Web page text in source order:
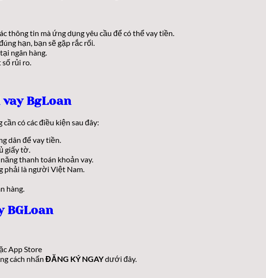
thông tin mà ứng dụng yêu cầu để có thể vay tiền.
hạn, bạn sẽ gặp rắc rối.
ngân hàng.
rủi ro.
BgLoan
có các điều kiện sau đây:
dân để vay tiền.
giấy tờ.
thanh toán khoản vay.
phải là người Việt Nam.
hàng.
BGLoan
App Store
cách nhấn ĐĂNG KÝ NGAYdưới đây.